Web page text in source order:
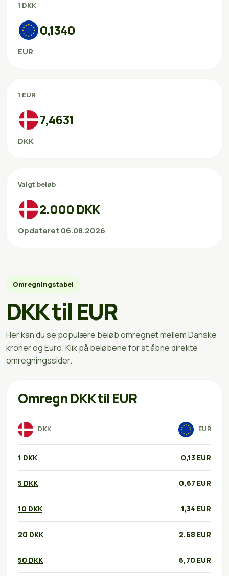
1 DKK
0,1340
EUR
1 EUR
7,4631
DKK
Valgt beløb
2.000 DKK
Opdateret 06.08.2026
Omregningstabel
DKK til EUR
Her kan du se populære beløb omregnet mellem Danske
kroner og Euro. Klik på beløbene for at åbne direkte
omregningssider.
Omregn DKK til EUR
DKK EUR
1 DKK 0,13 EUR
5 DKK 0,67 EUR
10 DKK 1,34 EUR
20 DKK 2,68 EUR
50 DKK 6,70 EUR